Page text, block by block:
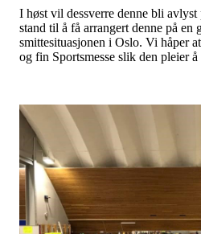
I høst vil dessverre denne bli
stand til å få arrangert denne på en
smittesituasjonen i Oslo. Vi håper
og fin Sportsmesse slik den pleier